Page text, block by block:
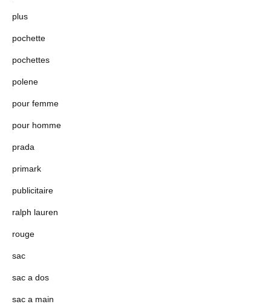
plus
pochette
pochettes
polene
pour femme
pour homme
prada
primark
publicitaire
ralph lauren
rouge
sac
sac a dos
sac a main